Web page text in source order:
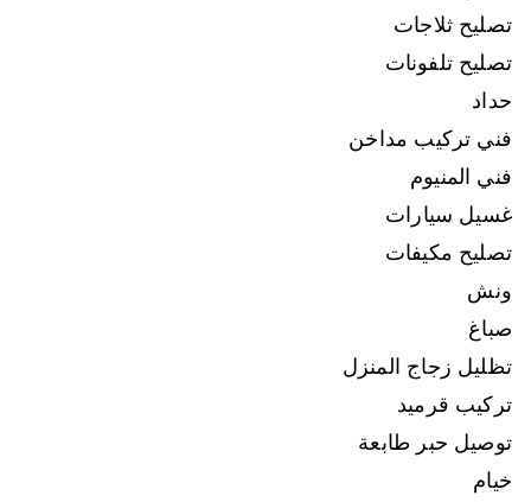
تصليح ثلاجات
تصليح تلفونات
حداد
فني تركيب مداخن
فني المنيوم
غسيل سيارات
تصليح مكيفات
ونش
صباغ
تظليل زجاج المنزل
تركيب قرميد
توصيل حبر طابعة
خيام